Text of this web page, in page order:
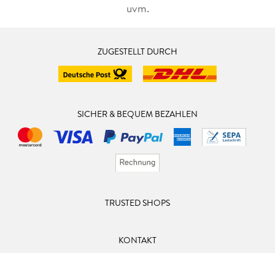
uvm.
ZUGESTELLT DURCH
SICHER & BEQUEM BEZAHLEN
TRUSTED SHOPS
KONTAKT